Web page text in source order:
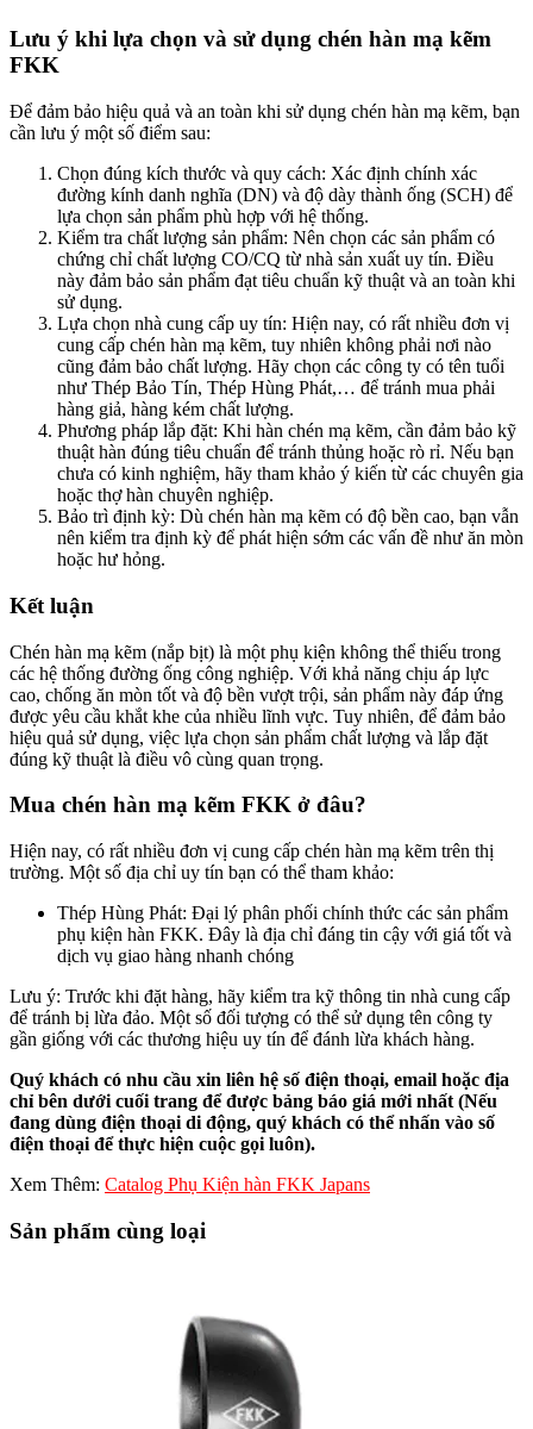
Lưu ý khi lựa chọn và sử dụng chén hàn mạ kẽm
FKK
Để đảm bảo hiệu quả và an toàn khi sử dụng chén hàn mạ kẽm, bạn
cần lưu ý một số điểm sau:
Chọn đúng kích thước và quy cách: Xác định chính xác
đường kính danh nghĩa (DN) và độ dày thành ống (SCH) để
lựa chọn sản phẩm phù hợp với hệ thống.
Kiểm tra chất lượng sản phẩm: Nên chọn các sản phẩm có
chứng chỉ chất lượng CO/CQ từ nhà sản xuất uy tín. Điều
này đảm bảo sản phẩm đạt tiêu chuẩn kỹ thuật và an toàn khi
sử dụng.
Lựa chọn nhà cung cấp uy tín: Hiện nay, có rất nhiều đơn vị
cung cấp chén hàn mạ kẽm, tuy nhiên không phải nơi nào
cũng đảm bảo chất lượng. Hãy chọn các công ty có tên tuổi
như Thép Bảo Tín, Thép Hùng Phát,… để tránh mua phải
hàng giả, hàng kém chất lượng.
Phương pháp lắp đặt: Khi hàn chén mạ kẽm, cần đảm bảo kỹ
thuật hàn đúng tiêu chuẩn để tránh thủng hoặc rò rỉ. Nếu bạn
chưa có kinh nghiệm, hãy tham khảo ý kiến từ các chuyên gia
hoặc thợ hàn chuyên nghiệp.
Bảo trì định kỳ: Dù chén hàn mạ kẽm có độ bền cao, bạn vẫn
nên kiểm tra định kỳ để phát hiện sớm các vấn đề như ăn mòn
hoặc hư hỏng.
Kết luận
Chén hàn mạ kẽm (nắp bịt) là một phụ kiện không thể thiếu trong
các hệ thống đường ống công nghiệp. Với khả năng chịu áp lực
cao, chống ăn mòn tốt và độ bền vượt trội, sản phẩm này đáp ứng
được yêu cầu khắt khe của nhiều lĩnh vực. Tuy nhiên, để đảm bảo
hiệu quả sử dụng, việc lựa chọn sản phẩm chất lượng và lắp đặt
đúng kỹ thuật là điều vô cùng quan trọng.
Mua chén hàn mạ kẽm FKK ở đâu?
Hiện nay, có rất nhiều đơn vị cung cấp chén hàn mạ kẽm trên thị
trường. Một số địa chỉ uy tín bạn có thể tham khảo:
Thép Hùng Phát: Đại lý phân phối chính thức các sản phẩm
phụ kiện hàn FKK. Đây là địa chỉ đáng tin cậy với giá tốt và
dịch vụ giao hàng nhanh chóng
Lưu ý: Trước khi đặt hàng, hãy kiểm tra kỹ thông tin nhà cung cấp
để tránh bị lừa đảo. Một số đối tượng có thể sử dụng tên công ty
gần giống với các thương hiệu uy tín để đánh lừa khách hàng.
Quý khách có nhu cầu xin liên hệ số điện thoại, email hoặc địa
chỉ bên dưới cuối trang để được bảng báo giá mới nhất (Nếu
đang dùng điện thoại di động, quý khách có thể nhấn vào số
điện thoại để thực hiện cuộc gọi luôn).
Xem Thêm: Catalog Phụ Kiện hàn FKK Japans
Sản phẩm cùng loại